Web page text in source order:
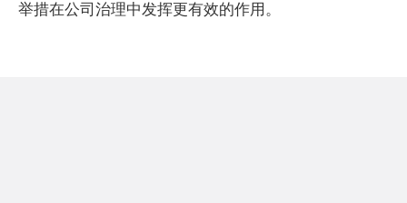
举措在公司治理中发挥更有效的作用。